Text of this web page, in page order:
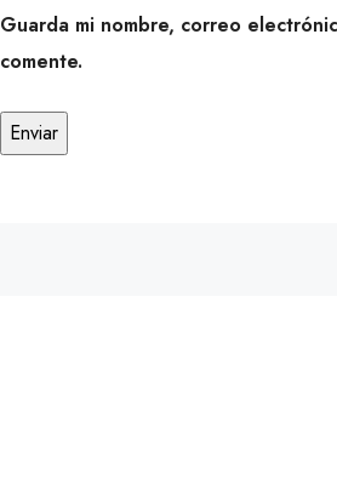
Guarda mi nombre, correo
comente.